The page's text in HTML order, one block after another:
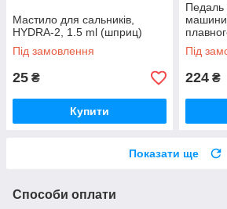
Мастило для сальників,
HYDRA-2, 1.5 ml (шприц)
Під замовлення
25 ₴
Купити
Педаль
Під
224 ₴
Показати ще
Способи оплати